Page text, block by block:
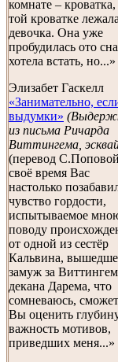
комнате – кроватка,
той кроватке лежала
девочка. Она уже
пробудилась ото
хотела встать, но...»
Элизабет Гаскелл
«Занимательно,
выдумки»
из письма Ричарда
Виттингема,
(перевод
своё время Вас
настолько
чувство гордости,
испытываемое
поводу
от одной из сестёр
Кальвина,
замуж за
декана Дарема, что
сомневаюсь,
Вы оценить
важность мотивов,
приведших меня...»